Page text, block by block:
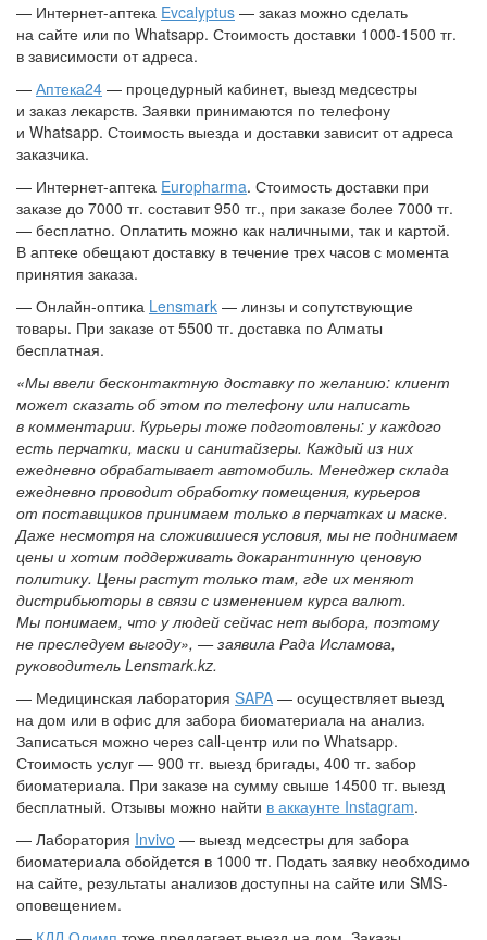
— Интернет-аптека Evcalyptus — заказ можно сделать
на сайте или по Whatsapp. Стоимость доставки 1000-1500 тг.
в зависимости от адреса.
— Аптека24 — процедурный кабинет, выезд медсестры
и заказ лекарств. Заявки принимаются по телефону
и Whatsapp. Стоимость выезда и доставки зависит от адреса
заказчика.
— Интернет-аптека Europharma. Стоимость доставки при
заказе до 7000 тг. составит 950 тг., при заказе более 7000 тг.
— бесплатно. Оплатить можно как наличными, так и картой.
В аптеке обещают доставку в течение трех часов с момента
принятия заказа.
— Онлайн-оптика Lensmark — линзы и сопутствующие
товары. При заказе от 5500 тг. доставка по Алматы
бесплатная.
«Мы ввели бесконтактную доставку по желанию: клиент
может сказать об этом по телефону или написать
в комментарии. Курьеры тоже подготовлены: у каждого
есть перчатки, маски и санитайзеры. Каждый из них
ежедневно обрабатывает автомобиль. Менеджер склада
ежедневно проводит обработку помещения, курьеров
от поставщиков принимаем только в перчатках и маске.
Даже несмотря на сложившиеся условия, мы не поднимаем
цены и хотим поддерживать докарантинную ценовую
политику. Цены растут только там, где их меняют
дистрибьюторы в связи с изменением курса валют.
Мы понимаем, что у людей сейчас нет выбора, поэтому
не преследуем выгоду», — заявила Рада Исламова,
руководитель Lensmark.kz.
— Медицинская лаборатория SAPA — осуществляет выезд
на дом или в офис для забора биоматериала на анализ.
Записаться можно через call-центр или по Whatsapp.
Стоимость услуг — 900 тг. выезд бригады, 400 тг. забор
биоматериала. При заказе на сумму свыше 14500 тг. выезд
бесплатный. Отзывы можно найти в аккаунте Instagram.
— Лаборатория Invivo — выезд медсестры для забора
биоматериала обойдется в 1000 тг. Подать заявку необходимо
на сайте, результаты анализов доступны на сайте или SMS-
оповещением.